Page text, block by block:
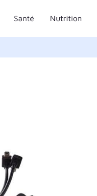
Santé Nutrition